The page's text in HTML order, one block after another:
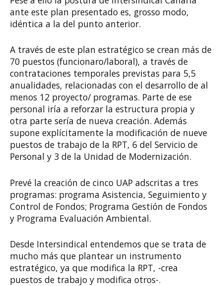
ante este plan presentado es, grosso modo,
idéntica a la del punto anterior.
A través de este plan estratégico se crean más de
70 puestos (funcionaro/laboral), a través de
contrataciones temporales previstas para 5,5
anualidades, relacionadas con el desarrollo de al
menos 12 proyecto/ programas. Parte de ese
personal iría a reforzar la estructura propia y
otra parte sería de nueva creación. Además
supone explícitamente la modificación de nueve
puestos de trabajo de la RPT, 6 del Servicio de
Personal y 3 de la Unidad de Modernización.
Prevé la creación de cinco UAP adscritas a tres
programas: programa Asistencia, Seguimiento y
Control de Fondos; Programa Gestión de Fondos
y Programa Evaluación Ambiental.
Desde Intersindical entendemos que se trata de
mucho más que plantear un instrumento
estratégico, ya que modifica la RPT, -crea
puestos de trabajo y modifica otros-.